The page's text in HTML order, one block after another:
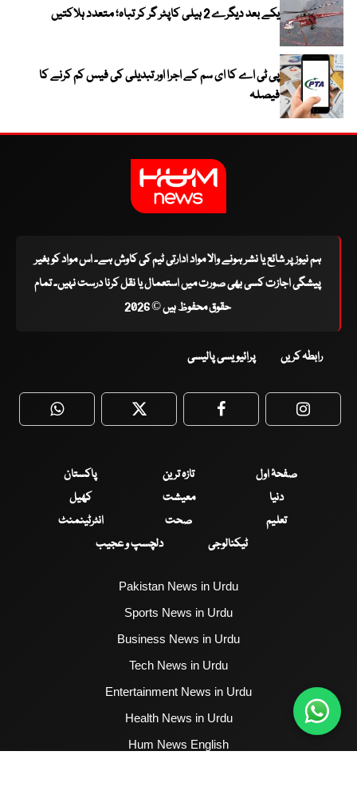
یکے بعد دیگرے 2 ہیلی کاپٹر گر کر تباہ؛ متعدد ہلاکتیں
پی ٹی اے کا ای سم کے اجرا اور تبدیلی کی فیس کم کرنے کا
فیصلہ
ہم نیوز پر شائع یا نشر ہونے والا مواد ادارتی ٹیم کی کاوش ہے۔ اس مواد کو بغیر
پیشگی اجازت کسی بھی صورت میں استعمال یا نقل کرنا درست نہیں۔ تمام
حقوق محفوظ ہیں © 2026
رابطہ کریں پرائیویسی پالیسی
WhatsApp Twitter Facebook
صفحۂ اول تازہ ترین
پاکستان
دنیا
معیشت
کھیل
تعلیم
صحت
انٹرٹینمنٹ
ٹیکنالوجی
دلچسپ و عجیب
Pakistan News in Urdu
Sports News in Urdu
Business News in Urdu
Tech News in Urdu
Entertainment News in Urdu
Health News in Urdu
Hum News English